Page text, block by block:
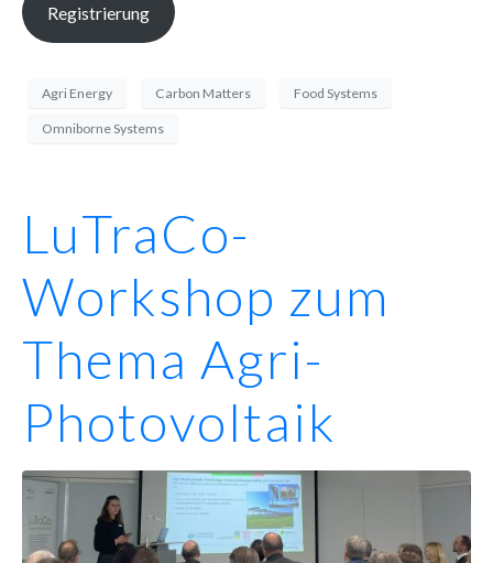
Registrierung
Agri Energy Carbon Matters Food Systems
Omniborne Systems
LuTraCo-
Workshop zum
Thema Agri-
Photovoltaik